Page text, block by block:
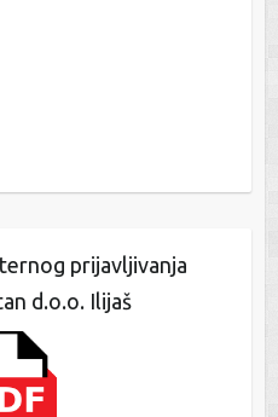
prijavljivanja
d.o.o. Ilijaš